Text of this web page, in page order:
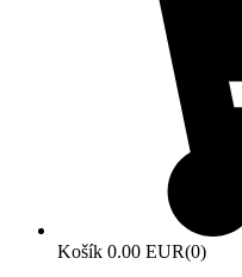
Košík 0.00 EUR(0)